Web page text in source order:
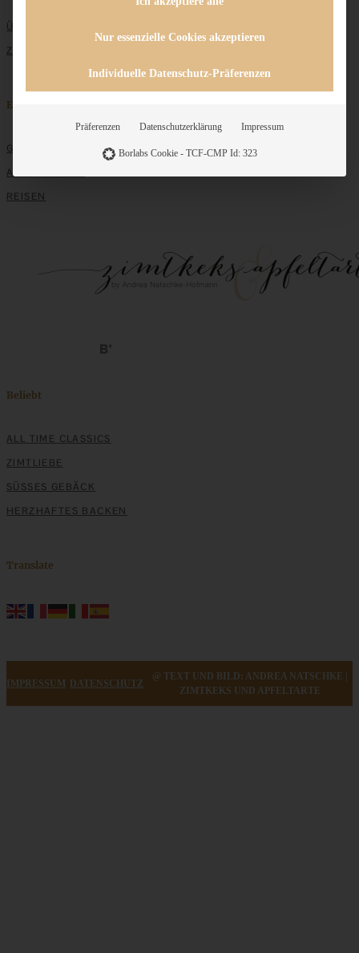
ÜBER MICH
ZUSAMMENARBEIT
Entdecken
GRUNDLAGEN
ALLE REZEPTE
REISEN
Beliebt
ALL TIME CLASSICS
ZIMTLIEBE
SÜSSES GEBÄCK
HERZHAFTES BACKEN
Translate
IMPRESSUM DATENSCHUTZ
@ TEXT UND BILD: ANDREA NATSCHKE |
ZIMTKEKS UND APFELTARTE
Nur essenzielle Cookies akzeptieren
Individuelle Datenschutz-Präferenzen
Präferenzen Datenschutzerklärung Impressum
Borlabs Cookie - TCF-CMP Id: 323